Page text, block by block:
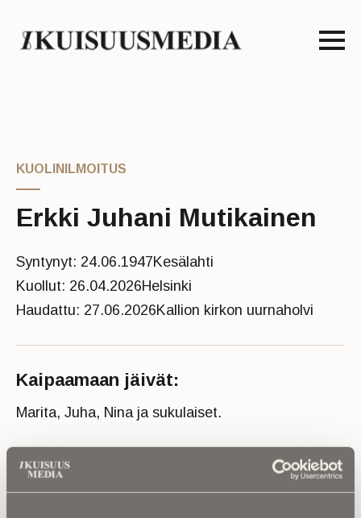
KUOLINILMOITUS
Erkki Juhani Mutikainen
Syntynyt: 24.06.1947Kesälahti
Kuollut: 26.04.2026Helsinki
Haudattu: 27.06.2026Kallion kirkon uurnaholvi
Kaipaamaan jäivät:
Marita, Juha, Nina ja sukulaiset.